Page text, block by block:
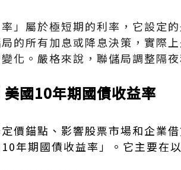
率」屬於極短期的利率，它設定
的所有加息或降息決策，實際
化。嚴格來說，聯儲局調整隔
國10年期國債收益率
價錨點、影響股票市場和企業
年期國債收益率」。它主要在